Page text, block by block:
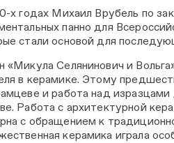
х годах Михаил Врубель по
панно для
стали основой для
«Микула Селянинович и
в керамике. Этому
и работа над
Работа с архитектурной
с обращением к
керамика играла